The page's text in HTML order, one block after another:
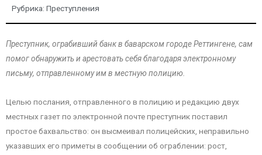
Рубрика: Преступления
Преступник, ограбивший банк в баварском городе Реттингене, сам
помог обнаружить и арестовать себя благодаря электронному
письму, отправленному им в местную полицию.
Целью послания, отправленного в полицию и редакцию двух
местных газет по электронной почте преступник поставил
простое бахвальство: он высмеивал полицейских, неправильно
указавших его приметы в сообщении об ограблении: рост,